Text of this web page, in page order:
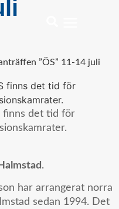
”ÖS” 11-14 juli
finns det tid för
.
har arrangerat norra
sedan 1994. Det